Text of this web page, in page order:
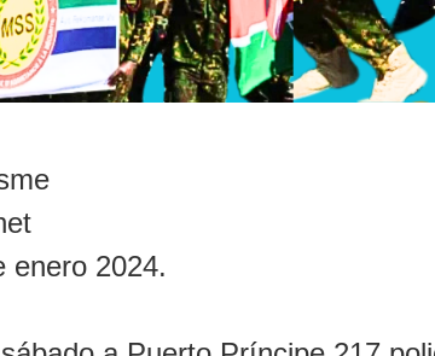
enero 2024.